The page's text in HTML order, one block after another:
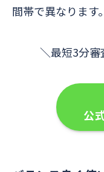
間帯で異なります。
＼最短3分
公